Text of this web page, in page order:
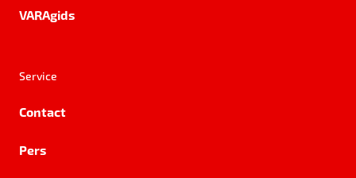
VARAgids
Service
Contact
Pers